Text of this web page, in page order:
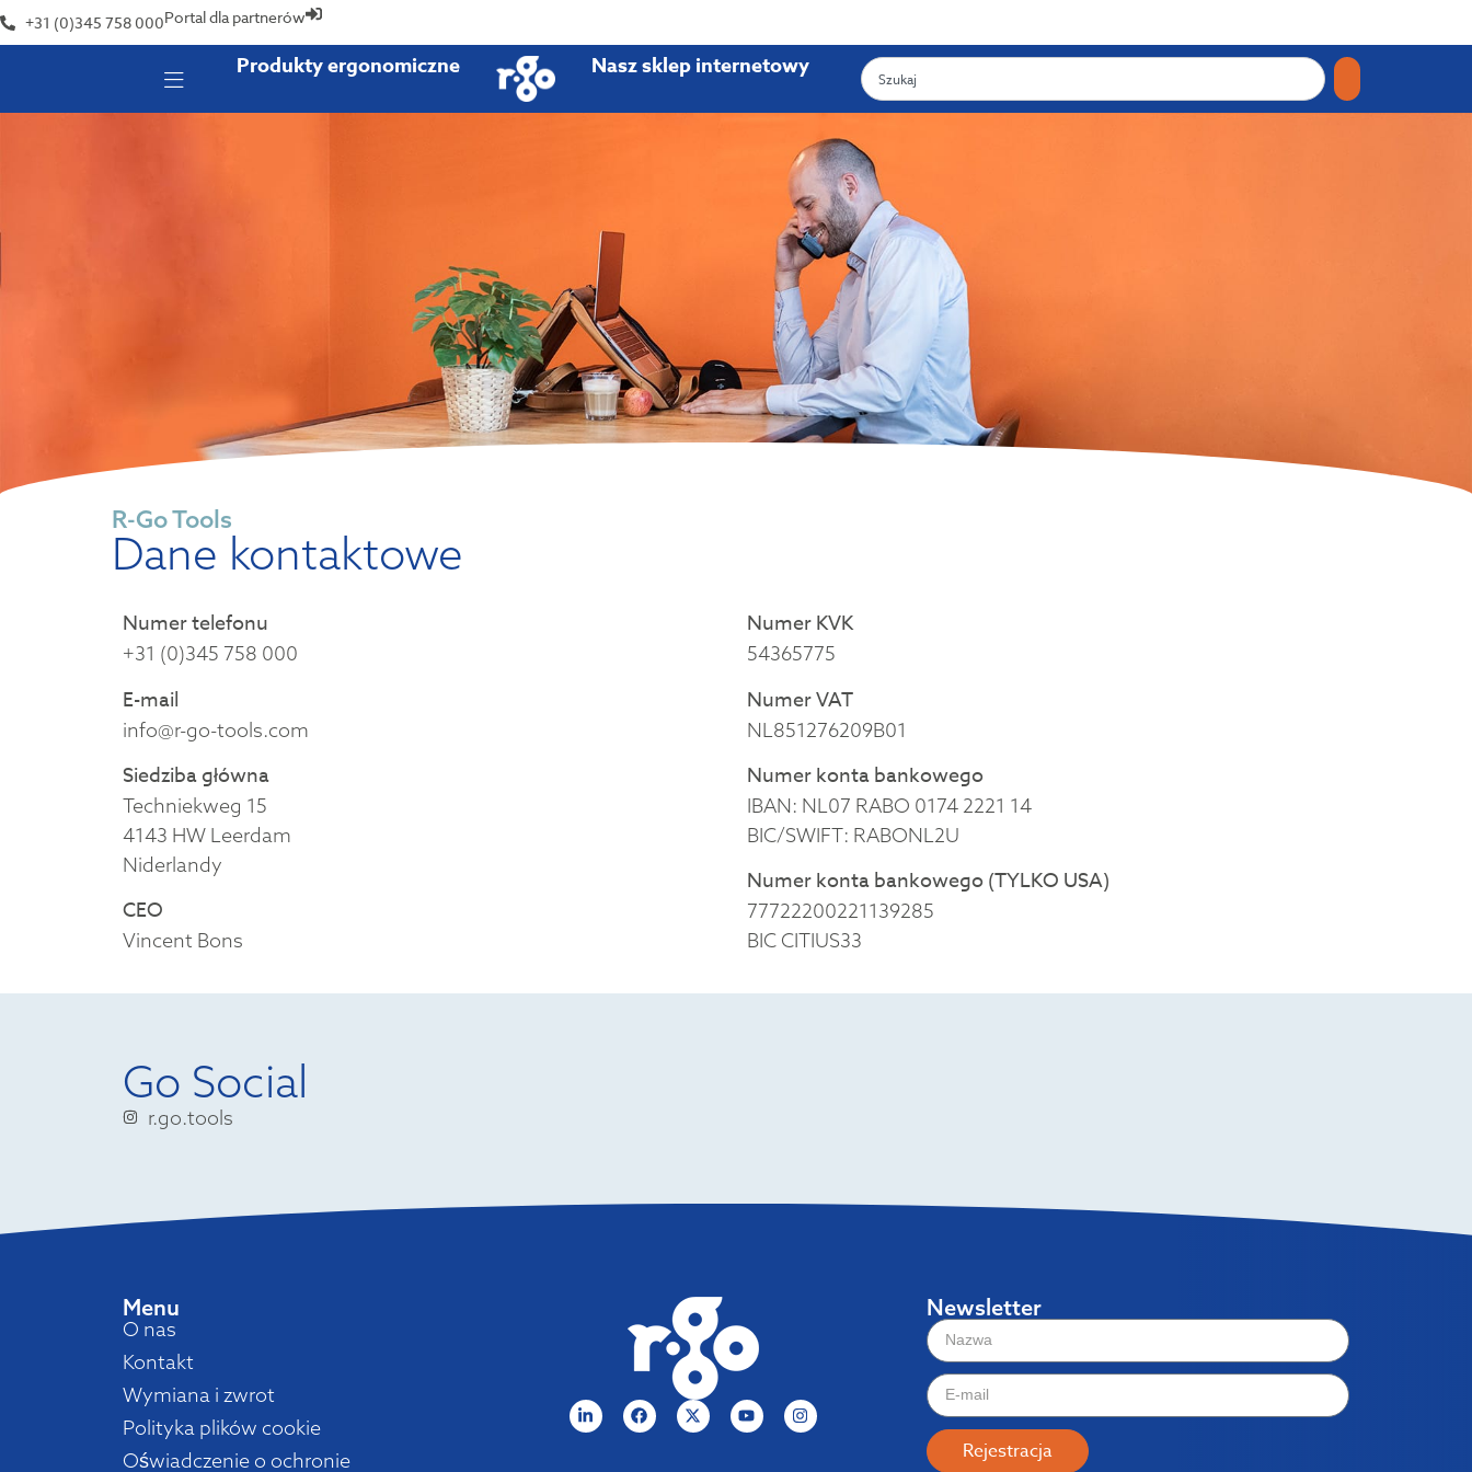
+31 (0)345 758 000Portal dla partnerów
Produkty ergonomiczne Nasz sklep internetowy
R-Go Tools
Dane kontaktowe
Numer telefonu
+31 (0)345 758 000
E-mail
info@r-go-tools.com
Siedziba główna
Techniekweg 15
4143 HW Leerdam
Niderlandy
CEO
Vincent Bons
Numer KVK
54365775
Numer VAT
NL851276209B01
Numer konta bankowego
IBAN: NL07 RABO 0174 2221 14
BIC/SWIFT: RABONL2U
Numer konta bankowego (TYLKO USA)
77722200221139285
BIC CITIUS33
Go Social
r.go.tools
Menu
O nas
Kontakt
Wymiana i zwrot
Polityka plików cookie
Oświadczenie o ochronie
Newsletter
Rejestracja